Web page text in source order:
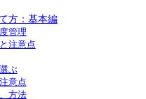
方：基本編
管理
注意点
ぶ
意点
方法